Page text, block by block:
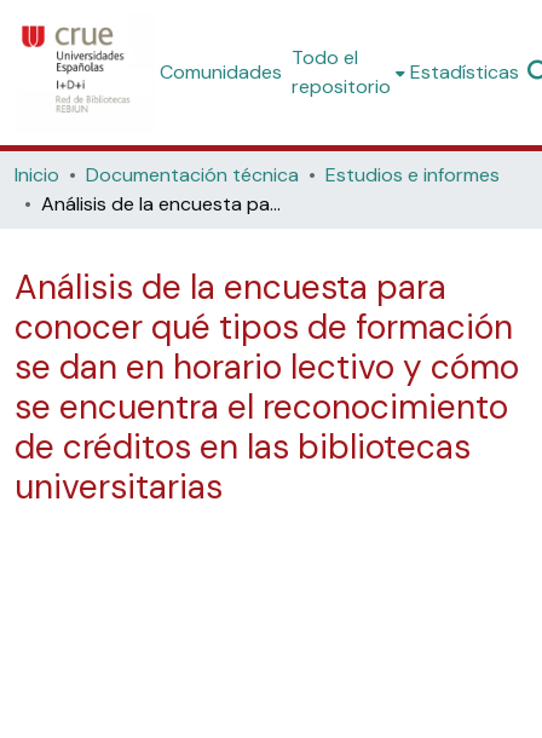
Comunidades
Todo el
repositorio
Estadísticas
Inicio Documentación técnica
Estudios e informes
Análisis de la encuesta para conocer qué tipos de formación se dan en horario lectivo y cómo se encuentra el reconocimiento de créditos en las bibliotecas universitarias
Análisis de la encuesta para
conocer qué tipos de formación
se dan en horario lectivo y cómo
se encuentra el reconocimiento
de créditos en las bibliotecas
universitarias